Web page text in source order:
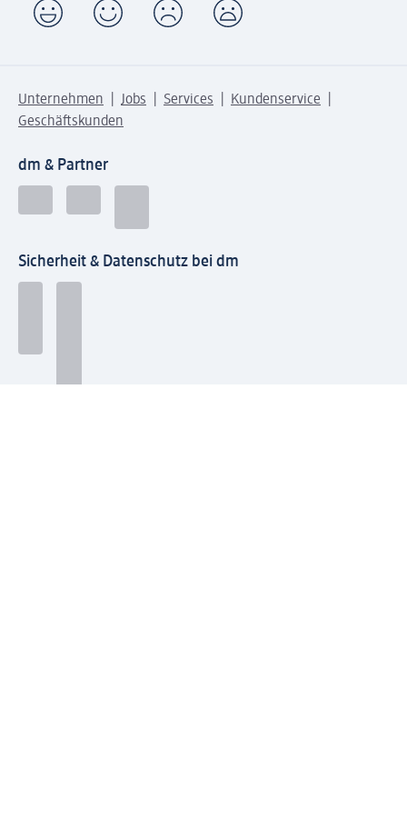
Unternehmen Jobs Services
Kundenservice
Geschäftskunden
dm & Partner
Sicherheit & Datenschutz bei dm